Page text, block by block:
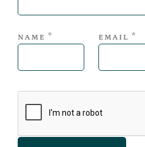
NAME * EMAIL *